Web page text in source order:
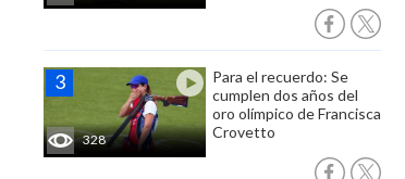
328
Para el recuerdo: Se
cumplen dos años del
oro olímpico de Francisca
Crovetto